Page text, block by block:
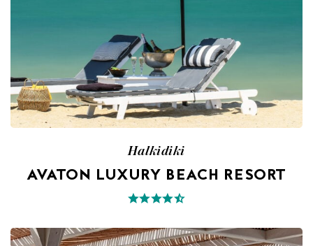
Halkidiki
AVATON LUXURY BEACH RESORT